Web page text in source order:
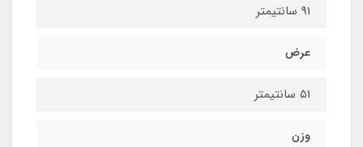
91 سانتیمتر
عرض
51 سانتیمتر
وزن